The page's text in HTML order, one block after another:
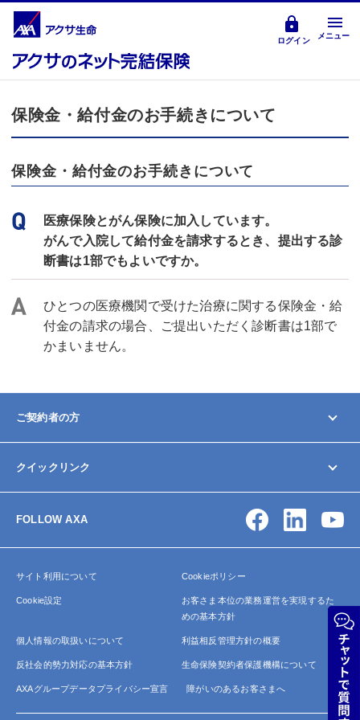
ログイン
メニュー
保険金・給付金のお手続きについて
保険金・給付金のお手続きについて
医療保険とがん保険に加入しています。
がんで入院して給付金を請求するとき、提出する診
断書は1部でもよいですか。
ひとつの医療機関で受けた治療に関する保険金・給
付金の請求の場合、ご提出いただく診断書は1部で
かまいません。
ご契約者の方
契約内容の変更/確認
お手続きガイド
保険金・給付金の請求
クイックリンク
アクサ生命について
FOLLOW AXA
サイト利用について Cookieポリシー
Cookie設定
お客さま本位の業務運営を実現するた
めの基本方針
個人情報の取扱いについて 利益相反管理方針の概要
反社会的勢力対応の基本方針 生命保険契約者保護機構について
AXAグループデータプライバシー宣言 障がいのあるお客さまへ